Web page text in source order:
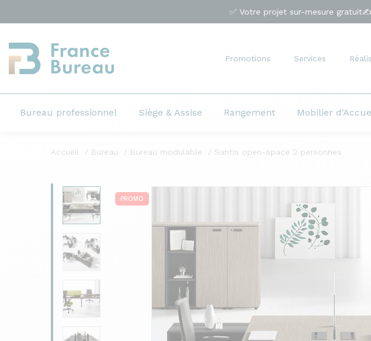
✅ Votre projet sur-mesure gratuit✍️
Promotions Services
Bureau professionnel Siège & Assise Rangement Mobilier
Accueil Bureau Bureau modulable Santis open-space 2 personnes
PROMO